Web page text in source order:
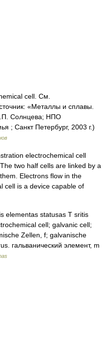
cell. См.
«Металлы и сплавы.
Солнцева; НПО
; Санкт Петербург, 2003 г.)
electrochemical cell
two half cells are linked by a
Electrons flow in the
cell is a device capable of
elementas statusas T sritis
cell; galvanic cell;
Zellen, f; galvanische
гальванический элемент, m